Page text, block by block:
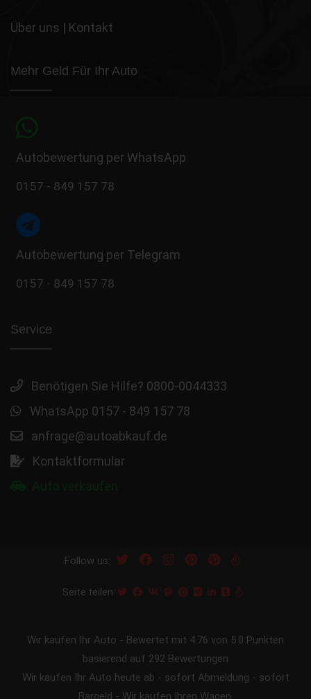
Über uns | Kontakt
Mehr Geld Für Ihr Auto
Autobewertung per WhatsApp
0157 - 849 157 78
Autobewertung per Telegram
0157 - 849 157 78
Service
Benötigen Sie Hilfe? 0800-0044333
WhatsApp 0157 - 849 157 78
anfrage@autoabkauf.de
Kontaktformular
Follow us:
Seite teilen:
Wir kaufen Ihr Auto - Bewertet mit 4.76 von 5.0 Punkten
basierend auf 292 Bewertungen
Wir kaufen Ihr Auto heute ab - sofort Abmeldung - sofort
Bargeld - Wir kaufen Ihren Wagen.